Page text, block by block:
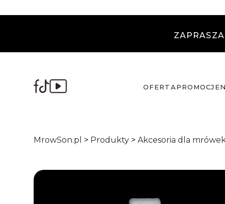
OFERTAPROMOCJE
MrowSon.pl > Produkty > Akcesoria dla